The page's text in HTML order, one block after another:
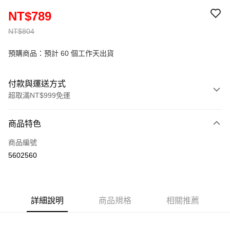
NT$804
NT$789
預購商品：預計 60 個工作天出貨
付款與運送方式
超取滿NT$999免運
信用卡一次付款
超商取貨付款
街口支付
商品特色
商品編號
5602560
詳細說明 商品規格 相關推薦